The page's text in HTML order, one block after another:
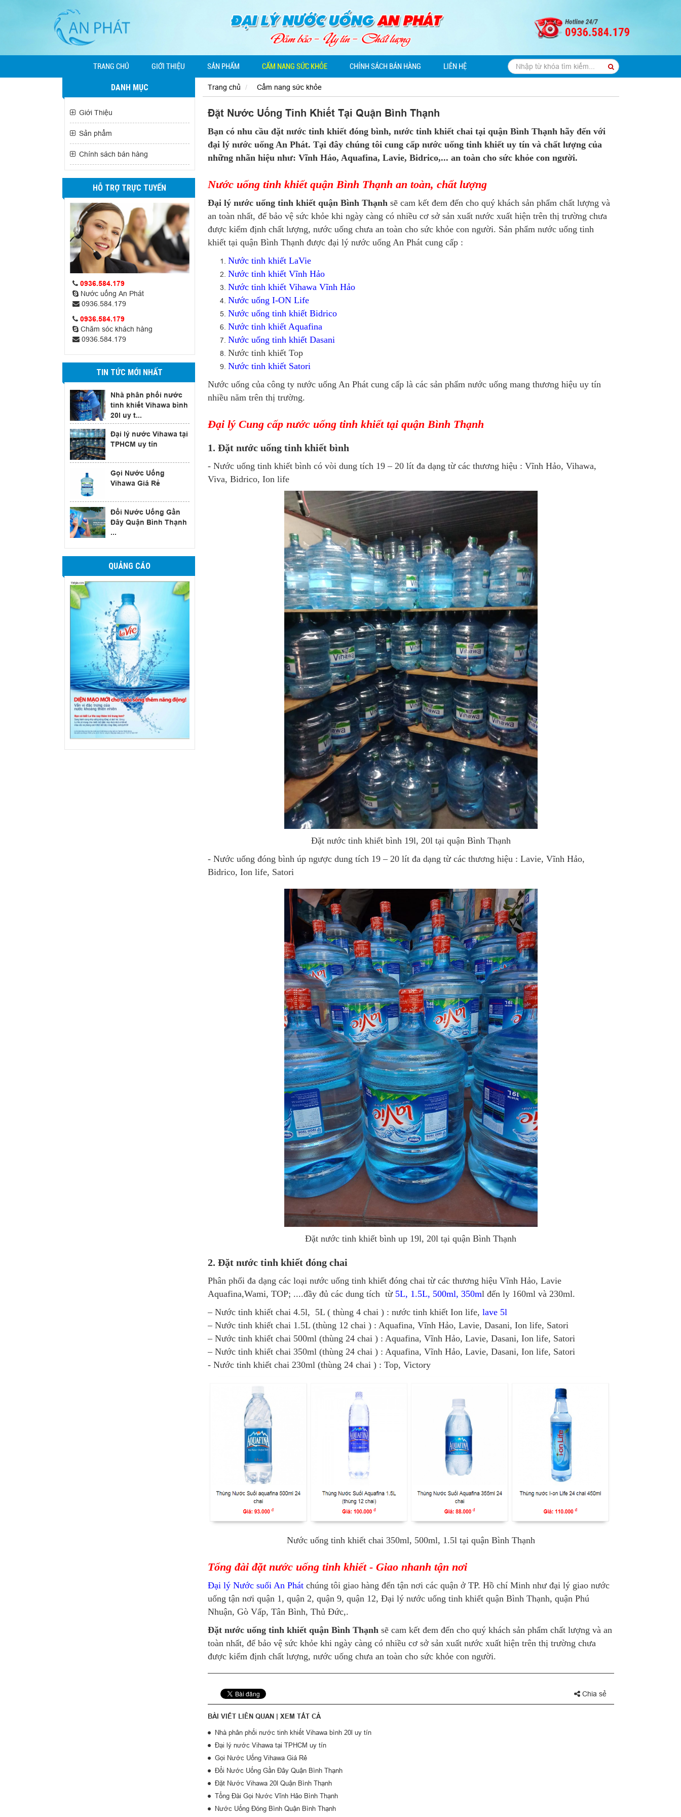
TRANG CHỦ GIỚI THIỆU SẢN PHẨM CẨM NANG SỨC KHỎE CHÍNH SÁCH BÁN HÀNG LIÊN HỆ
DANH MỤC
Giới Thiệu
Sản phẩm
Chính sách bán hàng
HỖ TRỢ TRỰC TUYẾN
0936.584.179
Nước uống An Phát
0936.584.179
0936.584.179
Chăm sóc khách hàng
0936.584.179
TIN TỨC MỚI NHẤT
Nhà phân phối nước
tinh khiết Vihawa bình
20l uy t...
Đại lý nước Vihawa tại
TPHCM uy tín
Gọi Nước Uống
Vihawa Giá Rẻ
Đổi Nước Uống Gần
Đây Quận Bình Thạnh
...
QUẢNG CÁO
Trang chủ Cẩm nang sức khỏe
Đặt Nước Uống Tinh Khiết Tại Quận Bình Thạnh
Bạn có nhu cầu đặt nước tinh khiết đóng bình, nước tinh khiết chai tại quận Bình Thạnh hãy đến với
đại lý nước uống An Phát. Tại đây chúng tôi cung cấp nước uống tinh khiết uy tín và chất lượng của
những nhãn hiệu như: Vĩnh Hảo, Aquafina, Lavie, Bidrico,... an toàn cho sức khỏe con người.
Nước uống tinh khiết quận Bình Thạnh an toàn, chất lượng
Đại lý nước uống tinh khiết quận Bình Thạnh sẽ cam kết đem đến cho quý khách sản phẩm chất lượng và
an toàn nhất, để bảo vệ sức khỏe khi ngày càng có nhiều cơ sở sản xuất nước xuất hiện trên thị trường chưa
được kiểm định chất lượng, nước uống chưa an toàn cho sức khỏe con người. Sản phẩm nước uống tinh
khiết tại quận Bình Thạnh được đại lý nước uống An Phát cung cấp :
Nước tinh khiết LaVie
Nước tinh khiết Vĩnh Hảo
Nước tinh khiết Vihawa Vĩnh Hảo
Nước uống I-ON Life
Nước uống tinh khiết Bidrico
Nước tinh khiết Aquafina
Nước uống tinh khiết Dasani
Nước tinh khiết Top
Nước tinh khiết Satori
Nước uống của công ty nước uống An Phát cung cấp là các sản phẩm nước uống mang thương hiệu uy tín
nhiều năm trên thị trường.
Đại lý Cung cấp nước uống tinh khiết tại quận Bình Thạnh
1. Đặt nước uống tinh khiết bình
- Nước uống tinh khiết bình có vòi dung tích 19 – 20 lít đa dạng từ các thương hiệu : Vĩnh Hảo, Vihawa,
Viva, Bidrico, Ion life
Đặt nước tinh khiết bình 19l, 20l tại quận Bình Thạnh
- Nước uống đóng bình úp ngược dung tích 19 – 20 lít đa dạng từ các thương hiệu : Lavie, Vĩnh Hảo,
Bidrico, Ion life, Satori
Đặt nước tinh khiết bình up 19l, 20l tại quận Bình Thạnh
2. Đặt nước tinh khiết đóng chai
Phân phối đa dạng các loại nước uống tinh khiết đóng chai từ các thương hiệu Vĩnh Hảo, Lavie
Aquafina,Wami, TOP; ....đầy đủ các dung tích từ 5L, 1.5L, 500ml, 350ml đến ly 160ml và 230ml.
– Nước tinh khiết chai 4.5l, 5L ( thùng 4 chai ) : nước tinh khiết Ion life, lave 5l
– Nước tinh khiết chai 1.5L (thùng 12 chai ) : Aquafina, Vĩnh Hảo, Lavie, Dasani, Ion life, Satori
– Nước tinh khiết chai 500ml (thùng 24 chai ) : Aquafina, Vĩnh Hảo, Lavie, Dasani, Ion life, Satori
– Nước tinh khiết chai 350ml (thùng 24 chai ) : Aquafina, Vĩnh Hảo, Lavie, Dasani, Ion life, Satori
- Nước tinh khiết chai 230ml (thùng 24 chai ) : Top, Victory
Nước uống tinh khiết chai 350ml, 500ml, 1.5l tại quận Bình Thạnh
Tổng đài đặt nước uống tinh khiết - Giao nhanh tận nơi
Đại lý Nước suối An Phátchúng tôi giao hàng đến tận nơi các quận ở TP. Hồ chí Minh như đại lý giao nước
uống tận nơi quận 1, quận 2, quận 9, quận 12, Đại lý nước uống tinh khiết quận Bình Thạnh, quận Phú
Nhuận, Gò Vấp, Tân Bình, Thủ Đức,.
Đặt nước uống tinh khiết quận Bình Thạnh sẽ cam kết đem đến cho quý khách sản phẩm chất lượng và an
toàn nhất, để bảo vệ sức khỏe khi ngày càng có nhiều cơ sở sản xuất nước xuất hiện trên thị trường chưa
được kiểm định chất lượng, nước uống chưa an toàn cho sức khỏe con người.
Chia sẻ
BÀI VIẾT LIÊN QUAN | XEM TẤT CẢ
Nhà phân phối nước tinh khiết Vihawa bình 20l uy tín
Đại lý nước Vihawa tại TPHCM uy tín
Gọi Nước Uống Vihawa Giá Rẻ
Đổi Nước Uống Gần Đây Quận Bình Thạnh
Đặt Nước Vihawa 20l Quận Bình Thạnh
Tổng Đài Gọi Nước Vĩnh Hảo Bình Thạnh
Nước Uống Đóng Bình Quận Bình Thạnh